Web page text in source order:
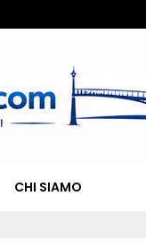
CHI SIAMO